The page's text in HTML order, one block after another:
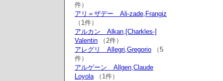
件）
アリ＝ザデー Ali-zade,Frangiz
（1件）
アルカン Alkan,[Charkles-]
Valentin （2件）
アレグリ Allegri,Gregorio （5
件）
アルゲーン Allgen,Claude
Loyola（1件）